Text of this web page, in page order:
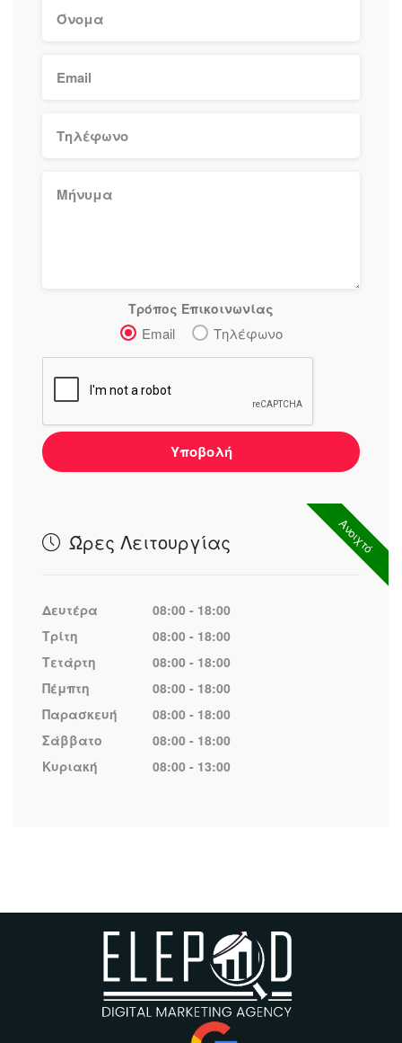
ικανοποίηση με κάθε παραγγελία.
At the heart of Santorini's vibrant food scene, you'll find
meats and food products. Our trusted name stands at the
Our extensive range of offerings includes frozen seafood,
available in a wide variety for all your culinary needs.
These expertly selected and preserved items are a staple
for local establishments, from bustling restaurants to
charming seaside tavernas. In addition, we also cater to the
hospitality sector by providing an abundance of food
supplies necessary for these dining spaces.
We pride ourselves on our meticulous distribution services,
ensuring timely and efficient delivery of both our meat and
food products. Whether it's the finest cuts of meat destined
for a gourmet kitchen or the essential ingredients required
for a family meal, Eleftherios Lignos SA guarantees quality
and satisfaction with every order.
Τρόπος Επικοινωνίας
Email Τηλέφωνο
Υποβολή
Ανοιχτό
Ώρες Λειτουργίας
Δευτέρα
08:00 - 18:00
Τρίτη
08:00 - 18:00
Τετάρτη
08:00 - 18:00
Πέμπτη
08:00 - 18:00
Παρασκευή
08:00 - 18:00
Σάββατο
08:00 - 18:00
Κυριακή
08:00 - 13:00